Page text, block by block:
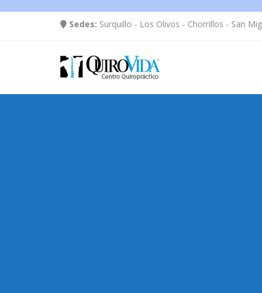
Sedes: Surquillo - Los Olivos - Chorrillos - San